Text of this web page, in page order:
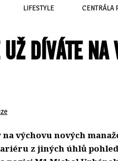
DÍVÁTE NA
výchovu nových
z jiných úhlů
LIFESTYLE CENTRÁLA